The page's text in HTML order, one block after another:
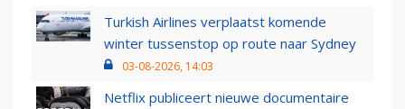
Turkish Airlines verplaatst komende
winter tussenstop op route naar Sydney
03-08-2026, 14:03
Netflix publiceert nieuwe documentaire